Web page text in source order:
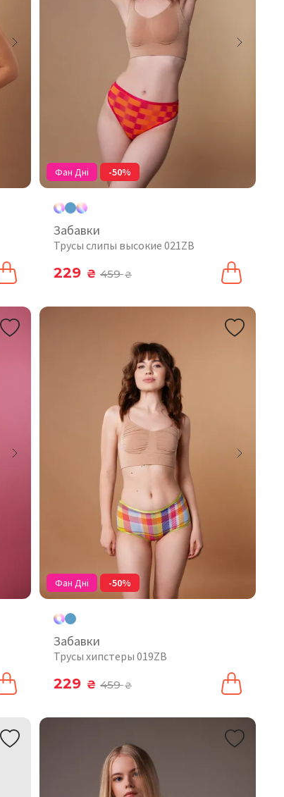
Фан Дні -50%
Забавки
Трусы слипы высокие 021ZB
229 ₴ 459₴
Фан Дні -50%
Забавки
Трусы хипстеры 019ZB
229 ₴ 459₴